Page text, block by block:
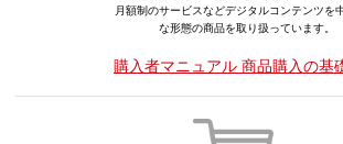
月額制のサービスなどデジタルコンテンツを
な形態の商品を取り扱っています。
購入者マニュアル 商品購入の基